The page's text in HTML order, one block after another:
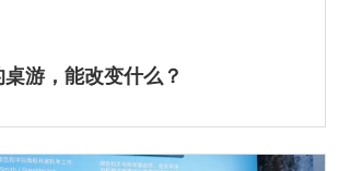
游，能改变什么？